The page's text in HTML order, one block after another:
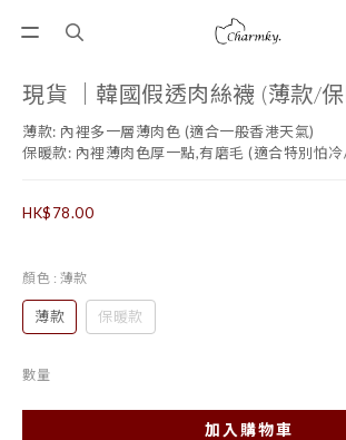
現貨 ｜韓國假透肉絲襪 (薄款/
薄款: 內裡多一層薄肉色 (適合一般香港天氣)
保暖款: 內裡薄肉色厚一點,有磨毛 (適合特別怕
HK$78.00
顏色 : 薄款
薄款 保暖款
數量
加入購物車